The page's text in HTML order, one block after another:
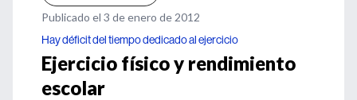
Publicado el 3 de enero de 2012
Hay déficit del tiempo dedicado al ejercicio
Ejercicio físico y rendimiento
escolar